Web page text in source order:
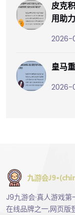
皮克
用助
2026-
皇马
2026-
J9九游会·真人游戏
在线品牌之一,网页版